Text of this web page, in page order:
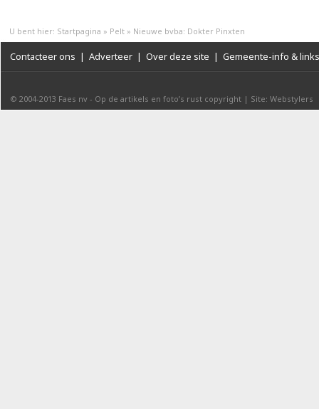
U bent hier: Startpagina » Pelt » Nieuwe bvba: Dokter Pinxten
Contacteer ons | Adverteer | Over deze site | Gemeente-info & links
© 2004-2013 Faes nv - Op de artikels en foto’s rust copyright | Site: Webstylers